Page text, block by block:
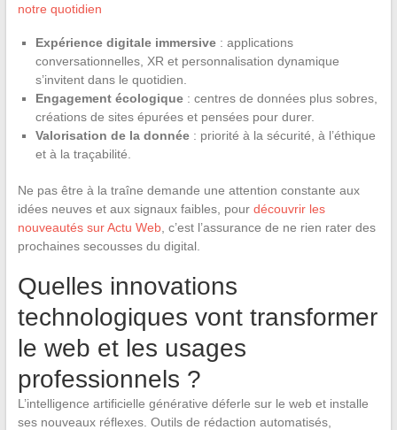
notre quotidien
Expérience digitale immersive: applications
conversationnelles, XR et personnalisation dynamique
s’invitent dans le quotidien.
Engagement écologique: centres de données plus sobres,
créations de sites épurées et pensées pour durer.
Valorisation de la donnée: priorité à la sécurité, à l’éthique
et à la traçabilité.
Ne pas être à la traîne demande une attention constante aux
idées neuves et aux signaux faibles, pour découvrir les
nouveautés sur Actu Web, c’est l’assurance de ne rien rater des
prochaines secousses du digital.
Quelles innovations
technologiques vont transformer
le web et les usages
professionnels ?
L’intelligence artificielle générative déferle sur le web et installe
ses nouveaux réflexes. Outils de rédaction automatisés,